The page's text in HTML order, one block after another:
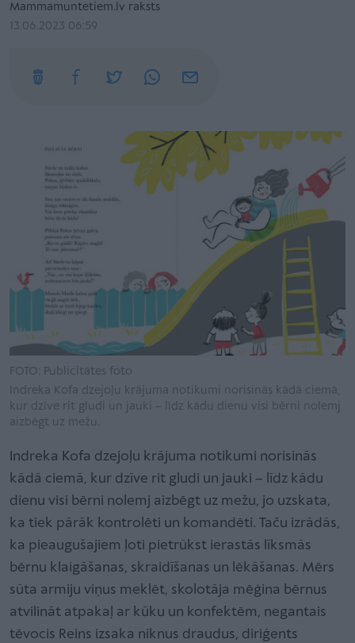
Mammamuntetiem.lv raksts
13.06.2023 06:59
FOTO: Publicitātes foto
Indreka Kofa dzejoļu krājuma notikumi norisinās kādā ciemā,
kur dzīve rit gludi un jauki – līdz kādu dienu visi bērni nolemj
aizbēgt uz mežu.
Indreka Kofa dzejoļu krājuma notikumi norisinās
kādā ciemā, kur dzīve rit gludi un jauki – līdz kādu
dienu visi bērni nolemj aizbēgt uz mežu, jo uzskata,
ka tiek pārāk kontrolēti un komandēti. Taču izrādās,
ka pieaugušajiem ļoti pietrūkst ierastās līksmās
bērnu klaigāšanas, skraidīšanas un lēkāšanas. Mērs
sūta armiju viņus meklēt, skolotāja mēģina bērnus
atvilināt atpakaļ ar kūku un konfektēm, negantais
tēvocis Reins izsaka niknus draudus, diriģents